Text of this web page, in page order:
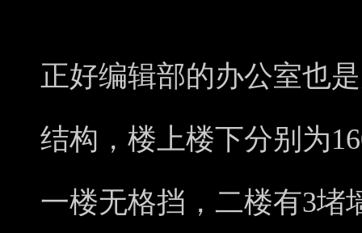
正好编辑部的办公室也
结构，楼上楼下分别为
一楼无格挡，二楼有3堵